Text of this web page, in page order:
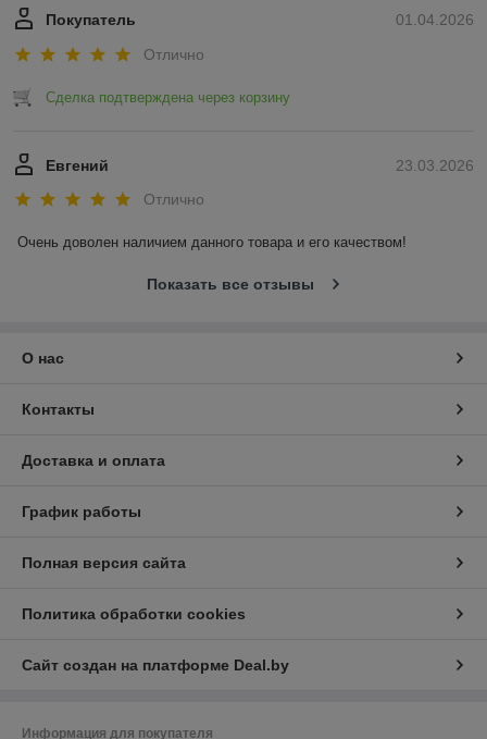
01.04.2026
Покупатель
Отлично
Сделка подтверждена через корзину
23.03.2026
Евгений
Отлично
Очень доволен наличием данного товара и его качеством!
Показать все отзывы
О нас
Контакты
Доставка и оплата
График работы
Полная версия сайта
Политика обработки cookies
Сайт создан на платформе Deal.by
Информация для покупателя